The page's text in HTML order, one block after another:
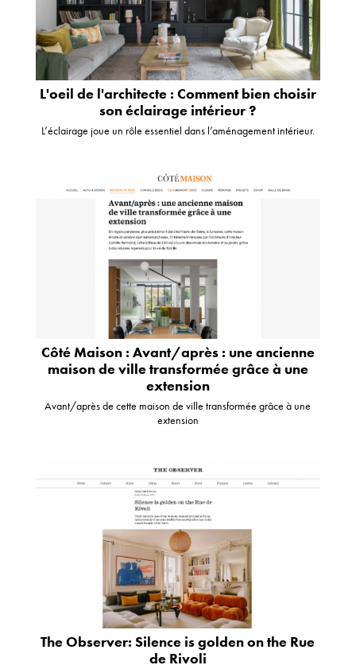
L'oeil de l'architecte : Comment bien choisir
son éclairage intérieur ?
L’éclairage joue un rôle essentiel dans l’aménagement intérieur.
Côté Maison : Avant/après : une ancienne
maison de ville transformée grâce à une
extension
Avant/après de cette maison de ville transformée grâce à une
extension
The Observer: Silence is golden on the Rue
de Rivoli